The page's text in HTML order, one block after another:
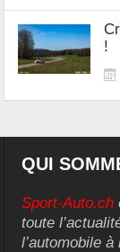
!
QUI
Sport-Auto.ch
toute
l’automobile